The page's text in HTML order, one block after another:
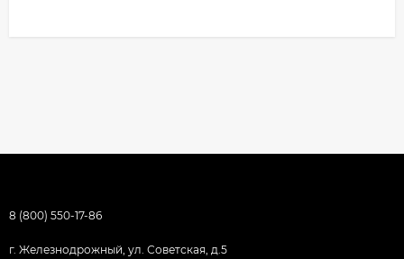
8 (800) 550-17-86
г. Железнодрожный, ул. Советская, д.5